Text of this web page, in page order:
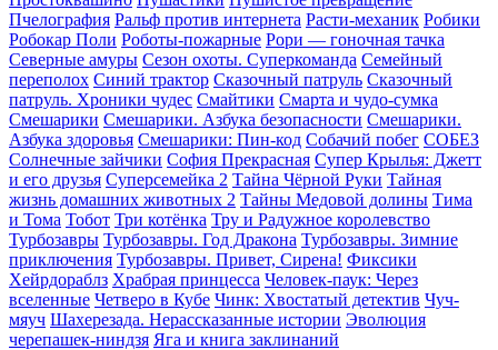
Пчелография Ральф против интернета Расти-механик Робики
Робокар Поли Роботы-пожарные Рори — гоночная тачка
Северные амуры Сезон охоты. Суперкоманда Семейный
переполох Синий трактор Сказочный патруль Сказочный
патруль. Хроники чудес Смайтики Смарта и чудо-сумка
Смешарики Смешарики. Азбука безопасности Смешарики.
Азбука здоровья Смешарики: Пин-код Собачий побег СОБЕЗ
Солнечные зайчики София Прекрасная Супер Крылья: Джетт
и его друзья Суперсемейка 2 Тайна Чёрной Руки Тайная
жизнь домашних животных 2 Тайны Медовой долины Тима
и Тома Тобот Три котёнка Тру и Радужное королевство
Турбозавры Турбозавры. Год Дракона Турбозавры. Зимние
приключения Турбозавры. Привет, Сирена! Фиксики
Хейрдораблз Храбрая принцесса Человек-паук: Через
вселенные Четверо в Кубе Чинк: Хвостатый детектив Чуч-
мяуч Шахерезада. Нерассказанные истории Эволюция
черепашек-ниндзя Яга и книга заклинаний